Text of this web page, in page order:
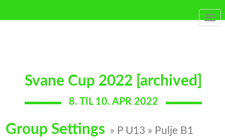
Svane Cup 2022 [archived]
8. TIL 10. APR 2022
Group Settings » P U13 » Pulje B1